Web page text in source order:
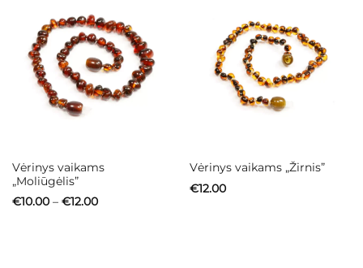
Vėrinys vaikams
„Moliūgėlis”
€10.00 – €12.00Price
Vėrinys vaikams „Žirnis”
€12.00